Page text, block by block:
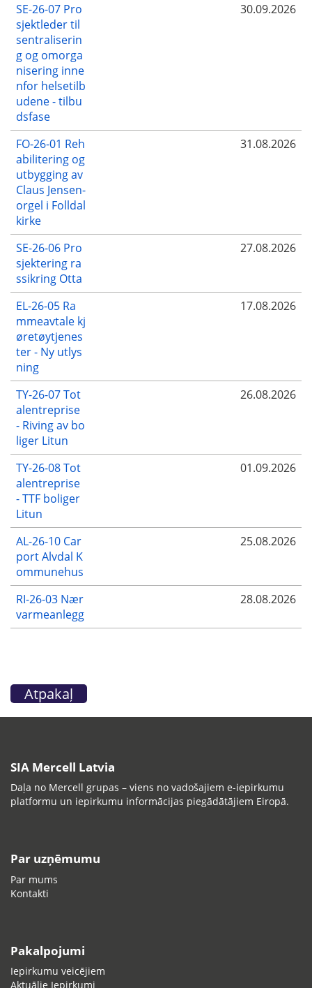
SE-26-07 Pro
sjektleder til
sentraliserin
g og omorga
nisering inne
nfor helsetilb
udene - tilbu
dsfase
30.09.2026
FO-26-01 Reh
abilitering og
utbygging av
Claus Jensen-
orgel i Folldal
kirke
31.08.2026
SE-26-06 Pro
sjektering ra
ssikring Otta
27.08.2026
EL-26-05 Ra
mmeavtale kj
øretøytjenes
ter - Ny utlys
ning
17.08.2026
TY-26-07 Tot
alentreprise
- Riving av bo
liger Litun
26.08.2026
TY-26-08 Tot
alentreprise
- TTF boliger
Litun
01.09.2026
AL-26-10 Car
port Alvdal K
ommunehus
25.08.2026
RI-26-03 Nær
varmeanlegg
28.08.2026
Atpakaļ
SIA Mercell Latvia
Daļa no Mercell grupas – viens no vadošajiem e-iepirkumu
platformu un iepirkumu informācijas piegādātājiem Eiropā.
Par uzņēmumu
Par mums
Kontakti
Pakalpojumi
Iepirkumu veicējiem
Aktuālie Iepirkumi